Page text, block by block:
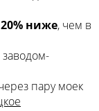
ниже, чем в
пару моек